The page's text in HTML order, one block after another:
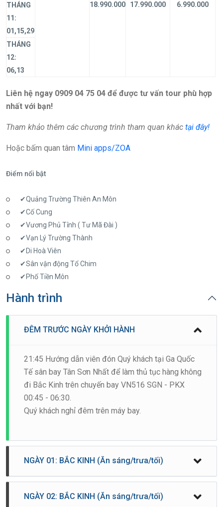
18.990.000 17.990.000 6.990.000
THÁNG
11:
01,15,29
THÁNG
12:
06,13
Liên hệ ngay 0909 04 75 04 để được tư vấn tour phù hợp
nhất với bạn!
Tham khảo thêm các chương trình tham quan khác tại đây!
Hoặc bấm quan tâm Mini apps/ZOA
Điểm nổi bật
✔Quảng Trường Thiên An Môn
✔Cố Cung
✔Vương Phủ Tỉnh ( Tư Mã Đài )
✔Vạn Lý Trường Thành
✔Di Hoà Viên
✔Sân vận động Tổ Chim
✔Phố Tiền Môn
Hành trình
ĐÊM TRƯỚC NGÀY KHỞI HÀNH
21:45 Hướng dẫn viên đón Quý khách tại Ga Quốc
Tế sân bay Tân Sơn Nhất để làm thủ tục hàng không
đi Bắc Kinh trên chuyến bay VN516 SGN - PKX
00:45 - 06:30.
Quý khách nghỉ đêm trên máy bay.
NGÀY 01: BẮC KINH (Ăn sáng/trưa/tối)
Sáng Đến Bắc Kinh, Quý khách làm thủ tục nhập
NGÀY 02: BẮC KINH (Ăn sáng/trưa/tối)